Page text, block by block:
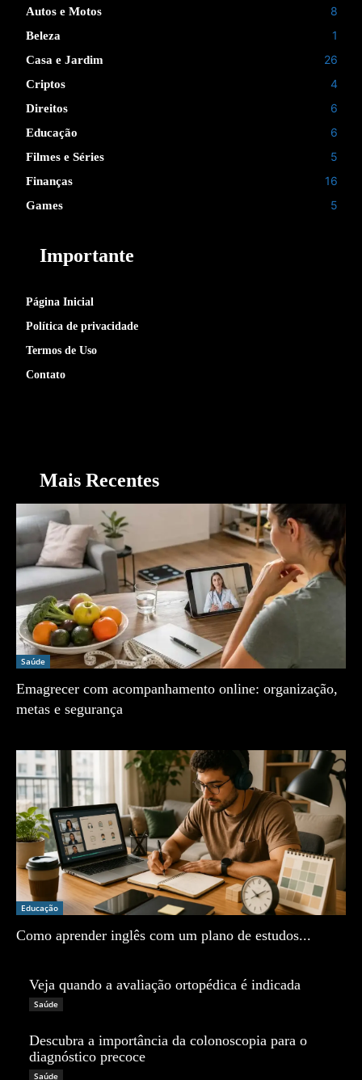
Autos e Motos 8
Beleza 1
Casa e Jardim 26
Criptos 4
Direitos 6
Educação 6
Filmes e Séries 5
Finanças 16
Games 5
Importante
Página Inicial
Política de privacidade
Termos de Uso
Contato
Mais Recentes
Saúde
Emagrecer com acompanhamento online: organização,
metas e segurança
Educação
Como aprender inglês com um plano de estudos...
Veja quando a avaliação ortopédica é indicada
Saúde
Descubra a importância da colonoscopia para o
diagnóstico precoce
Saúde